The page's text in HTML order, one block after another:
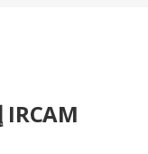
كيفية تحويل M4A إلى IRCAM